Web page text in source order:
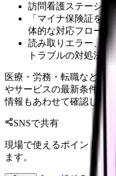
訪問看護ステーショ
「マイナ保険証を
体的な対応フロー
読み取りエラー、暗
トラブルの対処法
医療・労務・転職など判
やサービスの最新条件は
情報もあわせて確認して
SNSで共有
現場で使えるポイントを
ます。